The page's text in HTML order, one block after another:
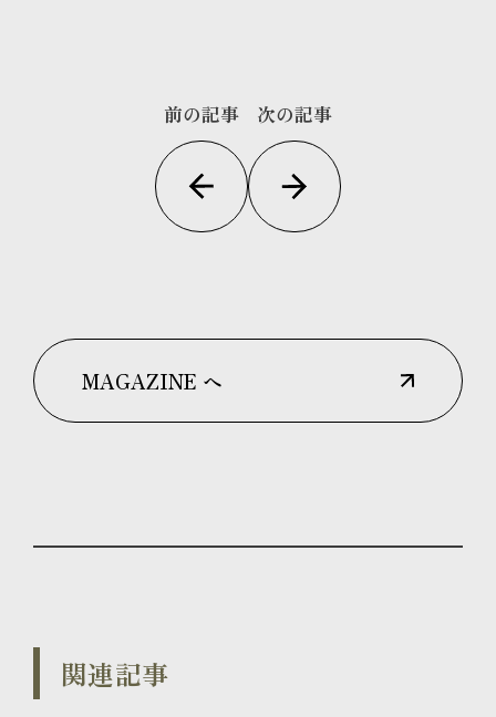
前の記事 次の記事
MAGAZINE へ
関連記事